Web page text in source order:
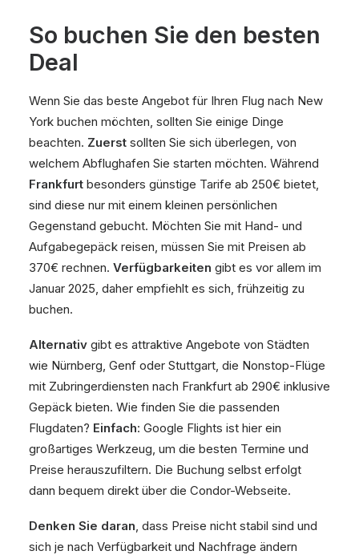
So buchen Sie den besten
Deal
Wenn Sie das beste Angebot für Ihren Flug nach New
York buchen möchten, sollten Sie einige Dinge
beachten. Zuerst sollten Sie sich überlegen, von
welchem Abflughafen Sie starten möchten. Während
Frankfurt besonders günstige Tarife ab 250€ bietet,
sind diese nur mit einem kleinen persönlichen
Gegenstand gebucht. Möchten Sie mit Hand- und
Aufgabegepäck reisen, müssen Sie mit Preisen ab
370€ rechnen. Verfügbarkeiten gibt es vor allem im
Januar 2025, daher empfiehlt es sich, frühzeitig zu
buchen.
Alternativ gibt es attraktive Angebote von Städten
wie Nürnberg, Genf oder Stuttgart, die Nonstop-Flüge
mit Zubringerdiensten nach Frankfurt ab 290€ inklusive
Gepäck bieten. Wie finden Sie die passenden
Flugdaten? Einfach: Google Flights ist hier ein
großartiges Werkzeug, um die besten Termine und
Preise herauszufiltern. Die Buchung selbst erfolgt
dann bequem direkt über die Condor-Webseite.
Denken Sie daran, dass Preise nicht stabil sind und
sich je nach Verfügbarkeit und Nachfrage ändern